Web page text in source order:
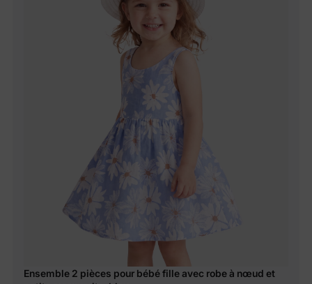
Ensemble 2 pièces pour bébé fille avec robe à nœud et